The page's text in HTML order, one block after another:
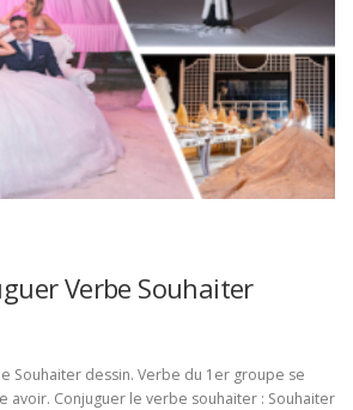
Verbe Souhaiter
Souhaiter dessin. Verbe du 1er groupe se
avoir. Conjuguer le verbe souhaiter : Souhaiter